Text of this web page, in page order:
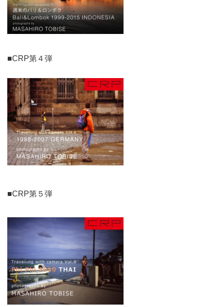
■CRP第４弾
■CRP第５弾